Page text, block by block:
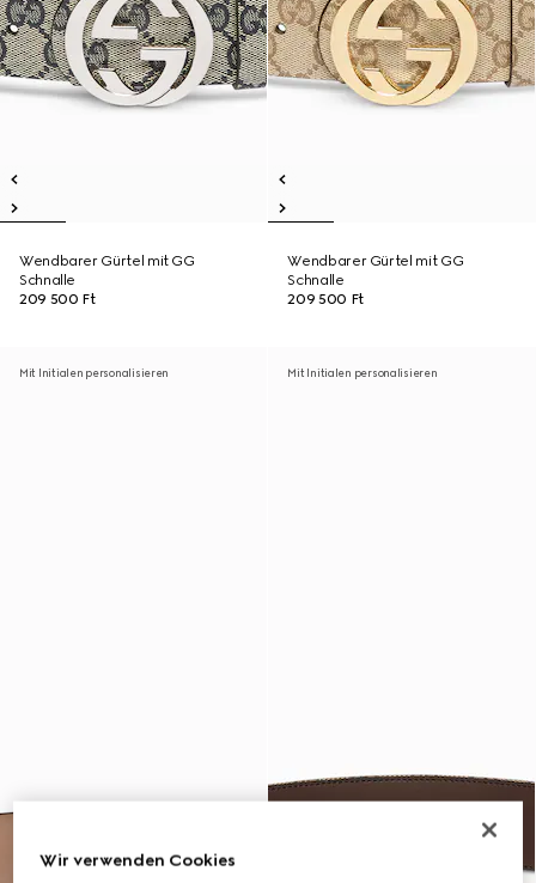
Wendbarer Gürtel mit GG
Schnalle
209 500 Ft
Wendbarer Gürtel mit GG
Schnalle
209 500 Ft
Mit Initialen personalisieren Mit Initialen personalisieren
Wir verwenden Cookies